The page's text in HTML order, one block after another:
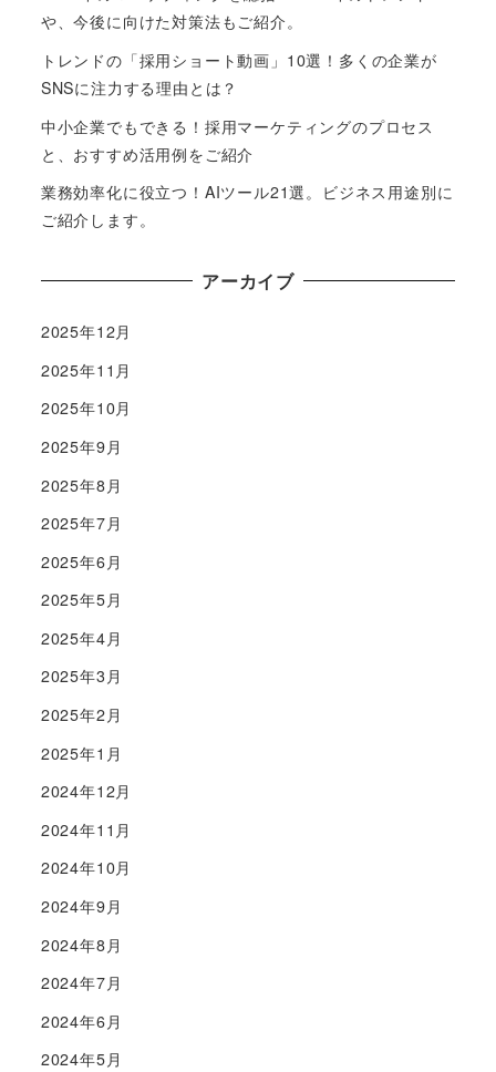
や、今後に向けた対策法もご紹介。
トレンドの「採用ショート動画」10選！多くの企業が
SNSに注力する理由とは？
中小企業でもできる！採用マーケティングのプロセス
と、おすすめ活用例をご紹介
業務効率化に役立つ！AIツール21選。ビジネス用途別に
ご紹介します。
アーカイブ
2025年12月
2025年11月
2025年10月
2025年9月
2025年8月
2025年7月
2025年6月
2025年5月
2025年4月
2025年3月
2025年2月
2025年1月
2024年12月
2024年11月
2024年10月
2024年9月
2024年8月
2024年7月
2024年6月
2024年5月